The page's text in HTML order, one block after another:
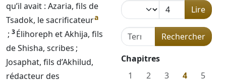
qu’il avait : Azaria, fils de
Tsadok, le sacrificateura
; 3Élihoreph et Akhija, fils
de Shisha, scribes ;
Josaphat, fils d’Akhilud,
rédacteur des
Lire
Terme de recherche dans
Rechercher
Chapitres
1
2 3 4
5